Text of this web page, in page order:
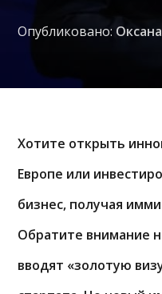
Опубликовано:
Хотите открыть
Европе или
бизнес, получая
Обратите внимание
вводят «золотую